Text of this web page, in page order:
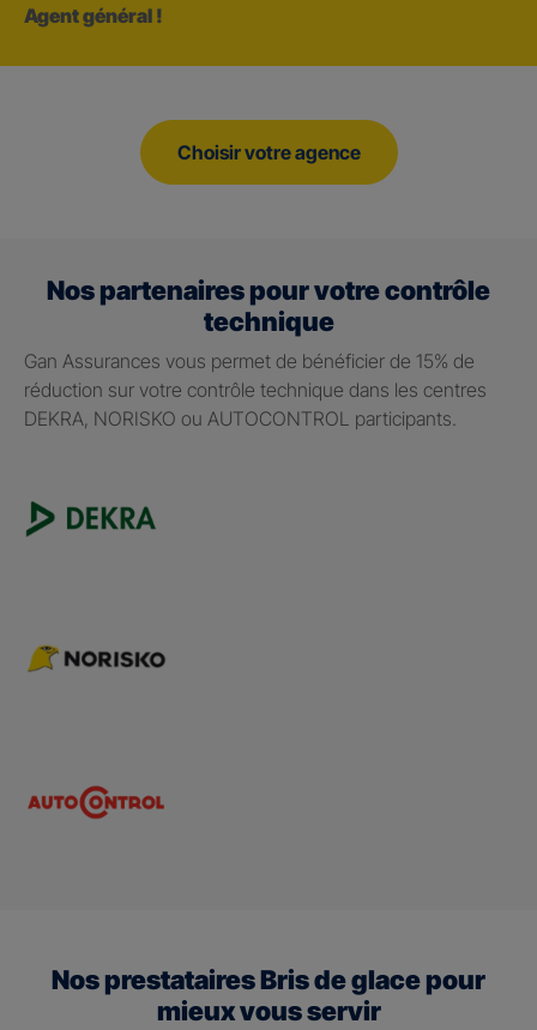
Agent général !
Choisir votre agence
Nos partenaires pour votre contrôle
technique
Gan Assurances vous permet de bénéficier de 15% de
réduction sur votre contrôle technique dans les centres
DEKRA, NORISKO ou AUTOCONTROL participants.
Nos prestataires Bris de glace pour
mieux vous servir